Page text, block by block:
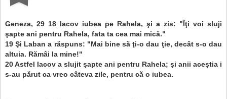
Geneza, 29 18 Iacov iubea pe Rahela, şi a zis: "Îţi voi sluji
şapte ani pentru Rahela, fata ta cea mai mică."
19 Şi Laban a răspuns: "Mai bine să ţi-o dau ţie, decât s-o dau
altuia. Rămâi la mine!"
20Astfel Iacov a slujit şapte ani pentru Rahela; şi anii aceştia i
s-au părut ca vreo câteva zile, pentru că o iubea.